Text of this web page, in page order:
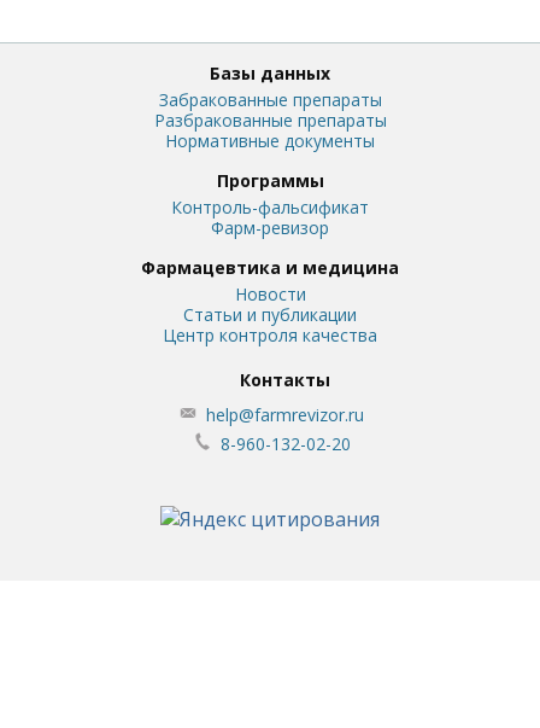
Базы данных
Забракованные препараты
Разбракованные препараты
Нормативные документы
Программы
Контроль-фальсификат
Фарм-ревизор
Фармацевтика и медицина
Новости
Статьи и публикации
Центр контроля качества
Контакты
help@farmrevizor.ru
8-960-132-02-20